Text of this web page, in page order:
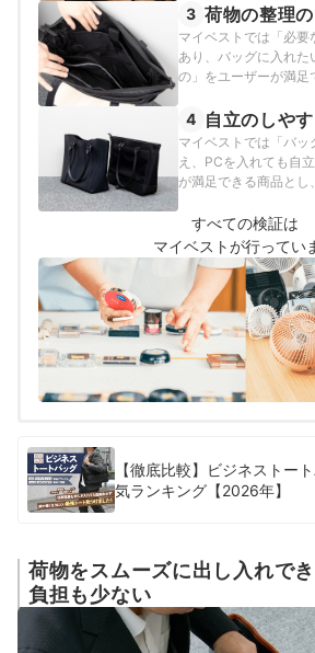
3 荷物の整理
マイベストでは「必
あり、バッグに入れた
の」をユーザーが満足
4 自立のしや
マイベストでは「バッ
え、PCを入れても自
が満足できる商品とし
すべての検証は
マイベストが行ってい
【徹底比較】ビジネストー
気ランキング【2026年】
荷物をスムーズに出し入れで
負担も少ない